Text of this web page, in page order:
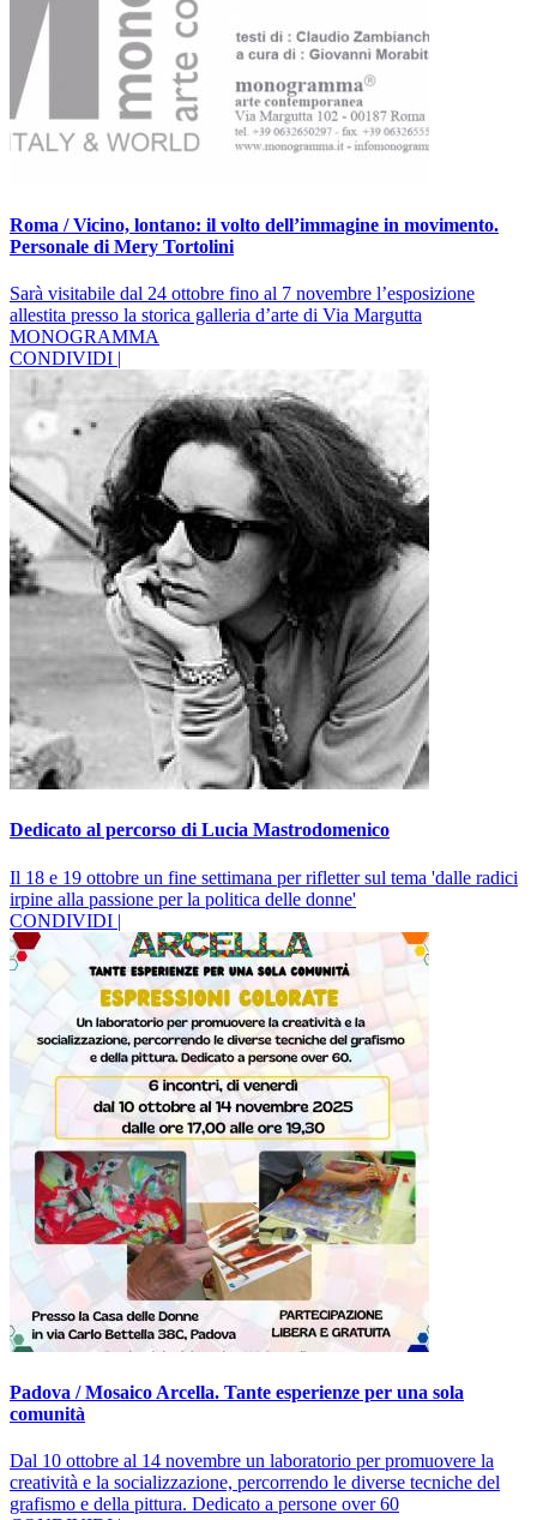
Roma / Vicino, lontano: il volto dell’immagine in movimento.
Personale di Mery Tortolini
Sarà visitabile dal 24 ottobre fino al 7 novembre l’esposizione
allestita presso la storica galleria d’arte di Via Margutta
MONOGRAMMA
CONDIVIDI |
Dedicato al percorso di Lucia Mastrodomenico
Il 18 e 19 ottobre un fine settimana per rifletter sul tema 'dalle radici
irpine alla passione per la politica delle donne'
CONDIVIDI |
Padova / Mosaico Arcella. Tante esperienze per una sola
comunità
Dal 10 ottobre al 14 novembre un laboratorio per promuovere la
creatività e la socializzazione, percorrendo le diverse tecniche del
grafismo e della pittura. Dedicato a persone over 60